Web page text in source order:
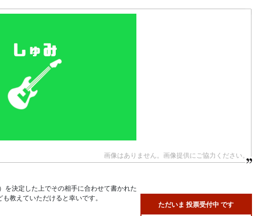
を決定した上でその相手に合わせて書かれた
教えていただけると幸いです。
ただいま 投票受付中 です